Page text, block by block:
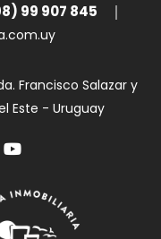
99 907 845
Francisco Salazar y
Este - Uruguay